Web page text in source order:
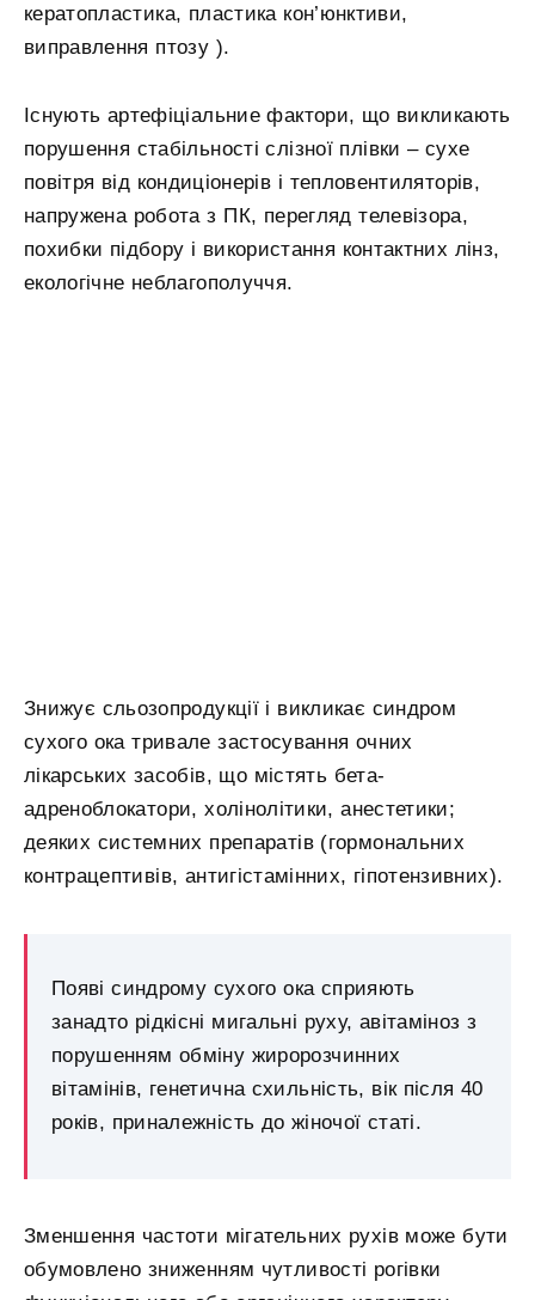
кератопластика, пластика кон’юнктиви,
виправлення птозу ).
Існують артефіціальние фактори, що викликають
порушення стабільності слізної плівки – сухе
повітря від кондиціонерів і тепловентиляторів,
напружена робота з ПК, перегляд телевізора,
похибки підбору і використання контактних лінз,
екологічне неблагополуччя.
Знижує сльозопродукції і викликає синдром
сухого ока тривале застосування очних
лікарських засобів, що містять бета-
адреноблокатори, холінолітики, анестетики;
деяких системних препаратів (гормональних
контрацептивів, антигістамінних, гіпотензивних).
Появі синдрому сухого ока сприяють
занадто рідкісні мигальні руху, авітаміноз з
порушенням обміну жиророзчинних
вітамінів, генетична схильність, вік після 40
років, приналежність до жіночої статі.
Зменшення частоти мігательних рухів може бути
обумовлено зниженням чутливості рогівки